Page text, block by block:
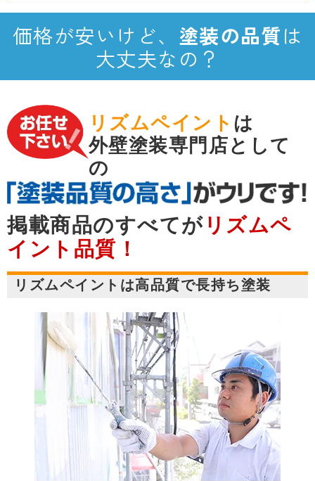
価格が安いけど、 塗装の品質は
大丈夫なの？
リズムペイント は
外壁塗装専門店として
の
掲載商品のすべてが リズムペ
イント品質！
リズムペイントは高品質で長持ち塗装